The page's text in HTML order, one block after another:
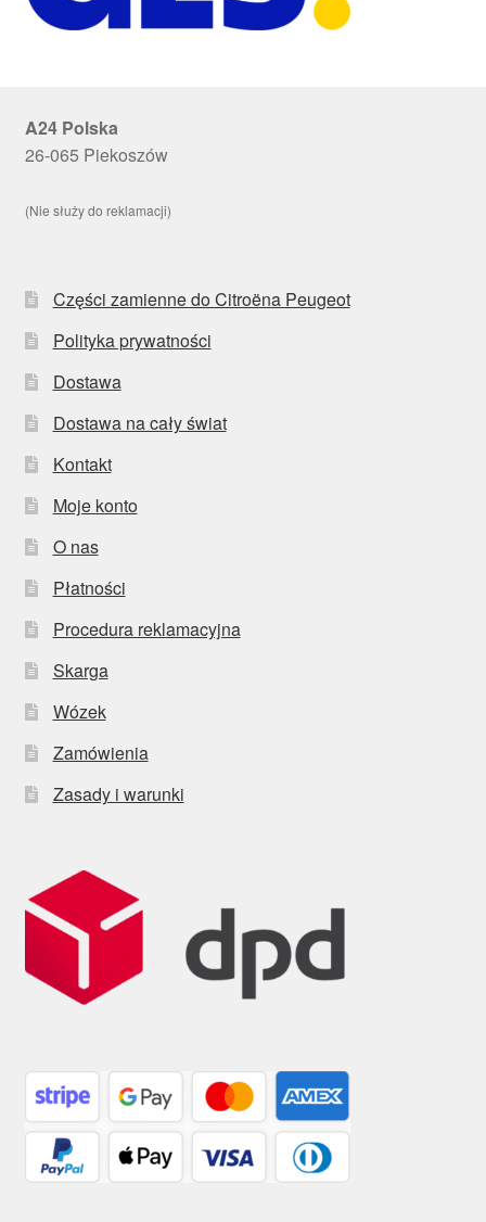
A24 Polska
26-065 Piekoszów
(Nie służy do reklamacji)
Części zamienne do Citroëna Peugeot
Polityka prywatności
Dostawa
Dostawa na cały świat
Kontakt
Moje konto
O nas
Płatności
Procedura reklamacyjna
Skarga
Wózek
Zamówienia
Zasady i warunki